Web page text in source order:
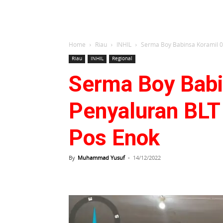
Home Riau INHIL Serma Boy Babinsa Koramil
Riau INHIL Regional
Serma Boy
Penyaluran
Pos Enok
By Muhammad Yusuf - 14/12/2022